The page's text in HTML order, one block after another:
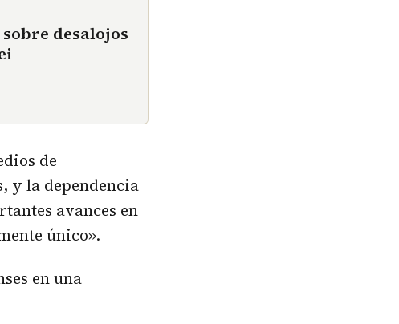
desalojos
de
y la dependencia
avances en
único».
en una